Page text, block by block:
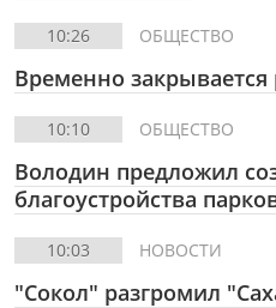
10:26 ОБЩЕСТВО
Временно
10:10 ОБЩЕСТВО
Володин предложил
благоустройства
10:03 НОВОСТИ
"Сокол" разгромил